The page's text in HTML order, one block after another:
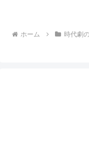
ホーム 時代劇